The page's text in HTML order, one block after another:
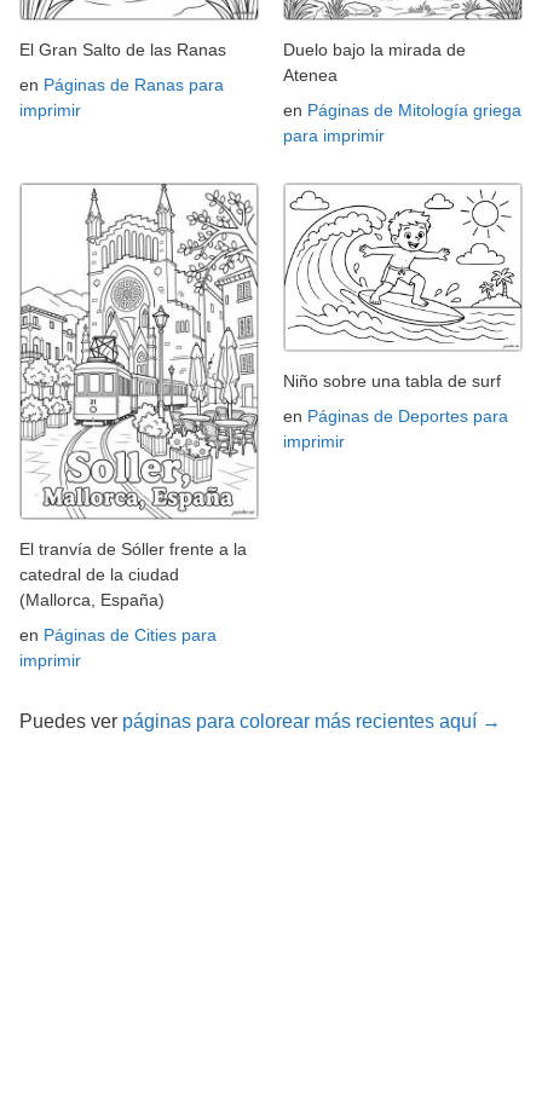
El Gran Salto de las Ranas
en Páginas de Ranas para
imprimir
Duelo bajo la mirada de
Atenea
en Páginas de Mitología griega
para imprimir
El tranvía de Sóller frente a la
catedral de la ciudad
(Mallorca, España)
en Páginas de Cities para
imprimir
Niño sobre una tabla de surf
en Páginas de Deportes para
imprimir
Puedes ver páginas para colorear más recientes aquí →